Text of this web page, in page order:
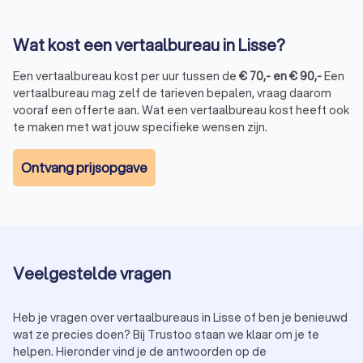
contracten en diploma’s, is een beëdigde vertaler
vereist, wat extra kosten met zich meebrengt.
Urgentie:spoedvertalingen hebben vaak een toeslag
van 25% tot 50% boven op de standaardprijs.
Opmaak en DTP:als de vertaling in een specifieke
opmaak (bijv. brochures of handleidingen) moet worden
Spoedvertalingen: Toeslag van 25% tot 50% boven op
de standaardprijs
Hoe kies je het beste vertaalbureau in Lisse?
Wat kost een vertaalbureau in Lisse?
Een vertaalbureau kost per uur tussen de € 70,- en€90,-Een
vertaalbureau mag zelf de tarieven bepalen, vraag daarom
vooraf een offerte aan. Wat een vertaalbureau kost heeft ook
te maken met wat jouw specifieke wensen zijn.
Ontvang prijsopgave
Veelgestelde vragen
Heb je vragen over vertaalbureaus in Lisse of ben je benieuwd
wat ze precies doen? Bij Trustoo staan we klaar om je te
helpen. Hieronder vind je de antwoorden op de